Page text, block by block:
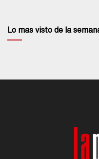
Lo mas visto de la